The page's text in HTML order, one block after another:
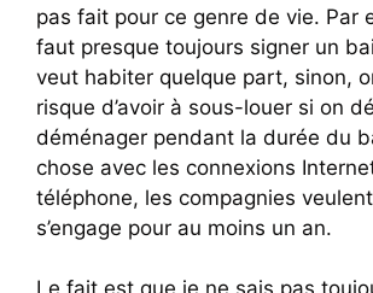
pas fait pour ce genre de vie. Par
faut presque toujours signer un
veut habiter quelque part, sinon,
risque d’avoir à sous-louer si on
déménager pendant la durée du
chose avec les connexions
téléphone, les compagnies veulent
s’engage pour au moins un an.
Le fait est que je ne sais pas